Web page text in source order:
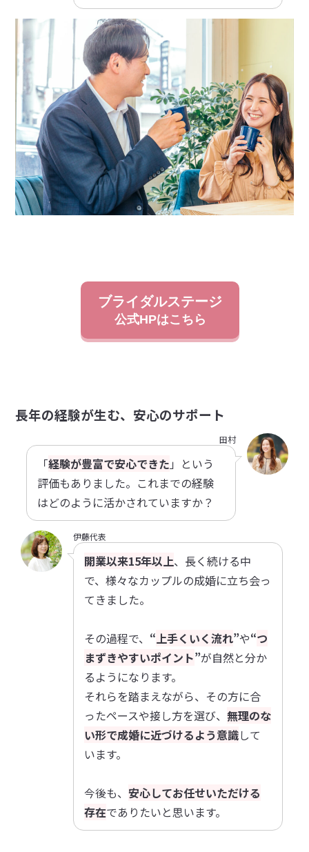
ブライダルステージ
公式HPはこちら
長年の経験が生む、安心のサポート
田村
「経験が豊富で安心できた 」という
評価もありました。これまでの経験
はどのように活かされていますか？
伊藤代表
開業以来15年以上、長く続ける中
で、様々なカップルの成婚に立ち会っ
てきました。
その過程で、 “上手くいく流れ”や“つ
まずきやすいポイント”が自然と分か
るようになります。
それらを踏まえながら、その方に合
ったペースや接し方を選び、無理のな
い形で成婚に近づけるよう意識して
います。
今後も、安心してお任せいただける
存在でありたいと思います。